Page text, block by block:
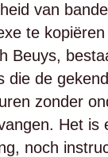
van
te
Beuys,
de
zonder
Het is
noch